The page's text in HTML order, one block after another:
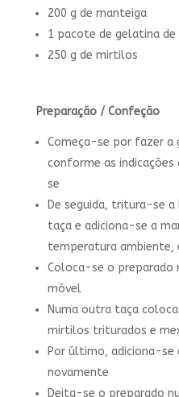
200 g de manteiga
1 pacote de gelatina
250 g de mirtilos
Preparação / Confeção
Começa-se por fazer a
conforme as
se
De seguida, tritura-se
taça e adiciona-se a
temperatura ambiente,
Coloca-se o
móvel
Numa outra taça
mirtilos triturados e
Por último, adiciona-
novamente
Deita-se o preparado